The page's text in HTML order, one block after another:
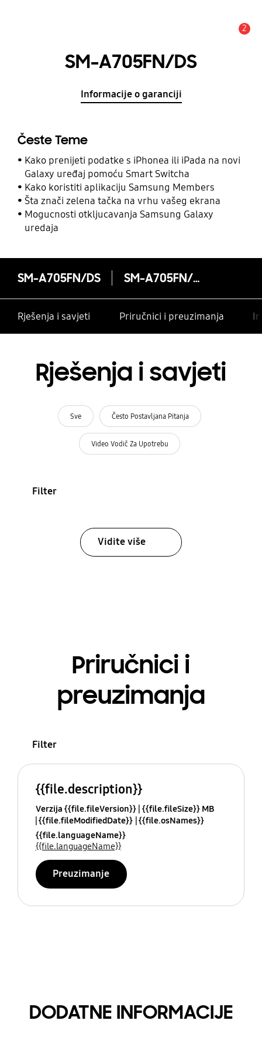
2
SM-A705FN/DS
Informacije o garanciji
Česte Teme
Kako prenijeti podatke s iPhonea ili iPada na novi
Galaxy uređaj pomoću Smart Switcha
Kako koristiti aplikaciju Samsung Members
Šta znači zelena tačka na vrhu vašeg ekrana
Mogucnosti otkljucavanja Samsung Galaxy
uredaja
SM-A705FN/DS SM-A705FN/DS
Rješenja i savjeti Priručnici i preuzimanja
Rješenja i savjeti
Sve Često Postavljana Pitanja
Video Vodič Za Upotrebu
Filter
Vidite više
Priručnici i
preuzimanja
Filter
{{file.description}}
Verzija {{file.fileVersion}} {{file.fileSize}} MB
{{file.fileModifiedDate}} {{file.osNames}}
{{file.languageName}}
{{file.languageName}}
Preuzimanje
DODATNE INFORMACIJE